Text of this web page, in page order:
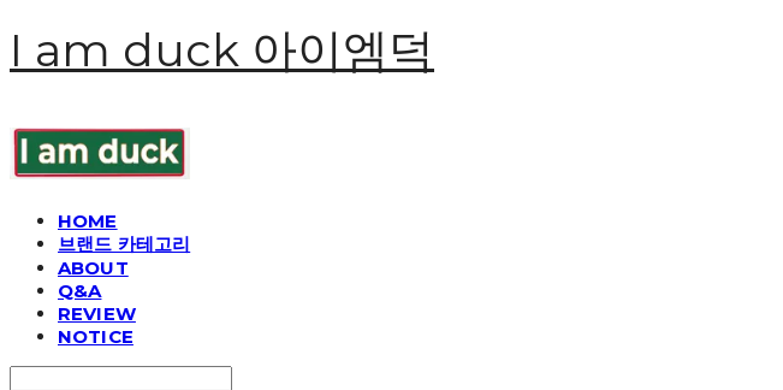
I am duck 아이엠덕
HOME
브랜드 카테고리
ABOUT
Q&A
REVIEW
NOTICE